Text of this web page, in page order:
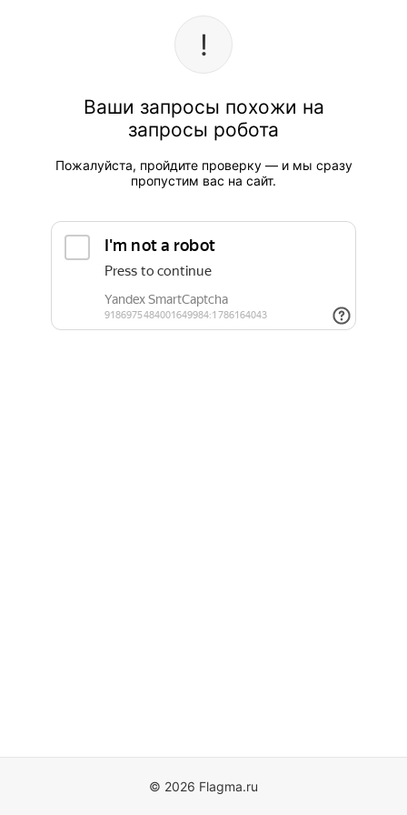
Ваши запросы похожи на
запросы робота
Пожалуйста, пройдите проверку — и мы сразу
пропустим вас на сайт.
© 2026 Flagma.ru